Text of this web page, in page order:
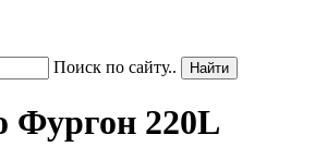
Поиск по сайту..
Фургон 220L